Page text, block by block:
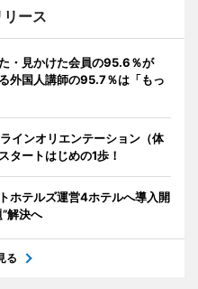
ース
・見かけた会員の95.6％が
外国人講師の95.7％は「もっ
インオリエンテーション（体
タートはじめの1歩！
ホテルズ運営4ホテルへ導入開
解決へ
る